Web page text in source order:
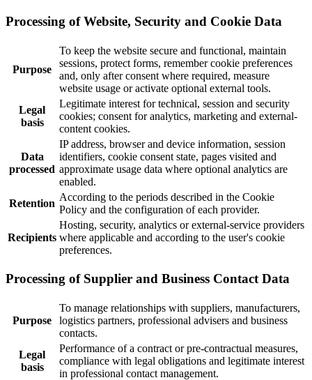
Processing of Website, Security and Cookie Data
Purpose
To keep the website secure and functional, maintain
sessions, protect forms, remember cookie preferences
and, only after consent where required, measure
website usage or activate optional external tools.
Legal
basis
Legitimate interest for technical, session and security
cookies; consent for analytics, marketing and external-
content cookies.
Data
processed
IP address, browser and device information, session
identifiers, cookie consent state, pages visited and
approximate usage data where optional analytics are
enabled.
Retention
According to the periods described in the Cookie
Policy and the configuration of each provider.
Recipients
Hosting, security, analytics or external-service providers
where applicable and according to the user's cookie
preferences.
Processing of Supplier and Business Contact Data
Purpose
To manage relationships with suppliers, manufacturers,
logistics partners, professional advisers and business
contacts.
Legal
basis
Performance of a contract or pre-contractual measures,
compliance with legal obligations and legitimate interest
in professional contact management.